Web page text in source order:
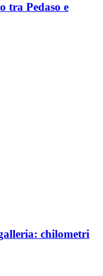
tra Pedaso e
chilometri